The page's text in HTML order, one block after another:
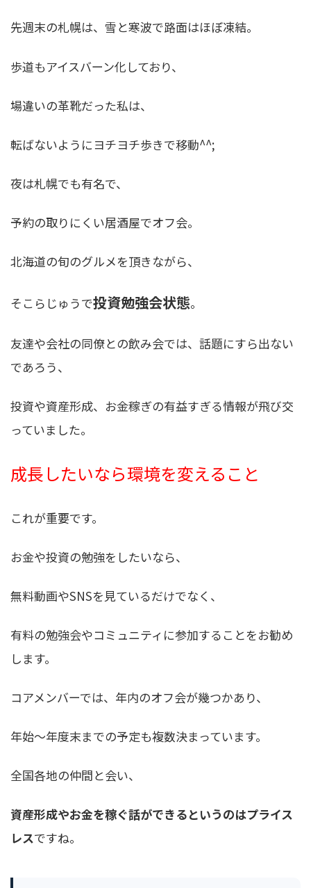
先週末の札幌は、雪と寒波で路面はほぼ凍結。
歩道もアイスバーン化しており、
場違いの革靴だった私は、
転ばないようにヨチヨチ歩きで移動^^;
夜は札幌でも有名で、
予約の取りにくい居酒屋でオフ会。
北海道の旬のグルメを頂きながら、
そこらじゅうで投資勉強会状態。
友達や会社の同僚との飲み会では、話題にすら出ない
であろう、
投資や資産形成、お金稼ぎの有益すぎる情報が飛び交
っていました。
成長したいなら環境を変えること
これが重要です。
お金や投資の勉強をしたいなら、
無料動画やSNSを見ているだけでなく、
有料の勉強会やコミュニティに参加することをお勧め
します。
コアメンバーでは、年内のオフ会が幾つかあり、
年始〜年度末までの予定も複数決まっています。
全国各地の仲間と会い、
資産形成やお金を稼ぐ話ができるというのはプライス
レスですね。